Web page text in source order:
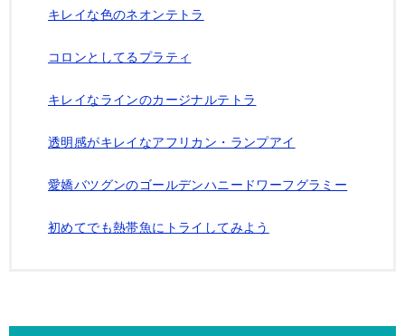
キレイな色のネオンテトラ
コロンとしてるプラティ
キレイなラインのカージナルテトラ
透明感がキレイなアフリカン・ランプアイ
愛嬌バツグンのゴールデンハニードワーフグラミー
初めてでも熱帯魚にトライしてみよう